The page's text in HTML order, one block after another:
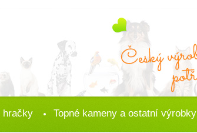
Topné kameny a ostatní výrobky